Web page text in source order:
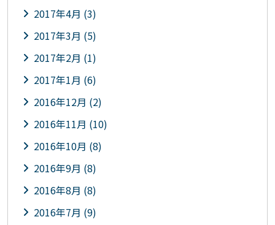
2017年4月 (3)
2017年3月 (5)
2017年2月 (1)
2017年1月 (6)
2016年12月 (2)
2016年11月 (10)
2016年10月 (8)
2016年9月 (8)
2016年8月 (8)
2016年7月 (9)